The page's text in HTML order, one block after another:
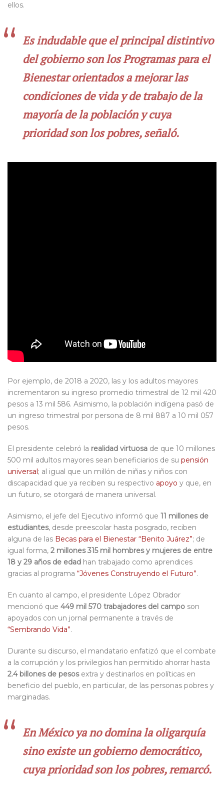
ellos.
Es indudable que el principal distintivo
del gobierno son losProgramas para el
Bienestarorientados a mejorar las
condiciones de vida y de trabajo de la
mayoría de la población y cuya
prioridad son los pobres, señaló.
Por ejemplo, de 2018 a 2020, las y los adultos mayores
incrementaron su ingreso promedio trimestral de 12 mil 420
pesos a 13 mil 586. Asimismo, la población indígena pasó de
un ingreso trimestral por persona de 8 mil 887 a 10 mil 057
pesos.
El presidente celebró la realidad virtuosa de que 10 millones
500 mil adultos mayores sean beneficiarios de su pensión
universal ; al igual que un millón de niñas y niños con
discapacidad que ya reciben su respectivo apoyo y que, en
un futuro, se otorgará de manera universal.
Asimismo, el jefe del Ejecutivo informó que 11 millones de
estudiantes, desde preescolar hasta posgrado, reciben
alguna de las Becas para el Bienestar “Benito Juárez”; de
igual forma, 2 millones 315 mil hombres y mujeres de entre
18 y 29 años de edad han trabajado como aprendices
gracias al programa “Jóvenes Construyendo el Futuro”.
En cuanto al campo, el presidente López Obrador
mencionó que 449 mil 570 trabajadores del campo son
apoyados con un jornal permanente a través de
“Sembrando Vida”.
Durante su discurso, el mandatario enfatizó que el combate
a la corrupción y los privilegios han permitido ahorrar hasta
2.4 billones de pesosextra y destinarlos en políticas en
beneficio del pueblo, en particular, de las personas pobres y
marginadas.
En México ya no domina la oligarquía
sino existe un gobierno democrático,
cuya prioridad son los pobres, remarcó.